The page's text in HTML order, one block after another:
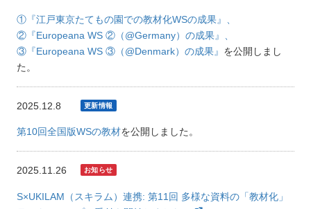
①『江戸東京たてもの園での教材化WSの成果』、
②『Europeana WS ②（@Germany）の成果』、
③『Europeana WS ③（@Denmark）の成果』 を公開しまし
た。
2025.12.8
第10回全国版WSの教材を公開しました。
2025.11.26
S×UKILAM（スキラム）連携: 第11回 多様な資料の「教材化」